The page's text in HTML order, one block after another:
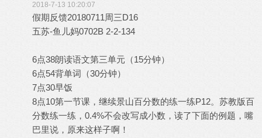
2018-7-13 10:20:07
假期反馈20180711周三D16
五苏-鱼儿妈0702B 2-2-134
6点38朗读语文第三单元（15分钟）
6点54背单词（30分钟）
7点30早饭
8点10第一节课，继续景山百分数的练一练P12。苏教版百
分数练一练，0.4%不会改写成小数，读了下面的例题，嘴
巴里说，原来这样子啊！